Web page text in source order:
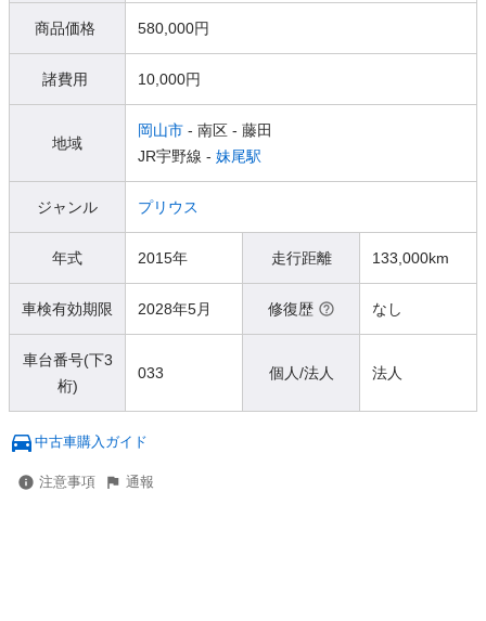
商品価格 580,000円
諸費用 10,000円
地域
岡山市 - 南区 - 藤田
JR宇野線 - 妹尾駅
ジャンル プリウス
年式 2015年 走行距離 133,000km
車検有効期限 2028年5月 修復歴 なし
車台番号(下3
桁)
033 個人/法人 法人
中古車購入ガイド
注意事項 通報